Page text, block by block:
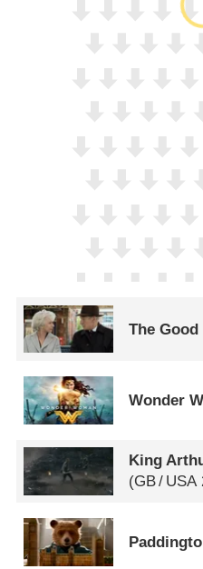
The
Wonder
King
(GB/ USA